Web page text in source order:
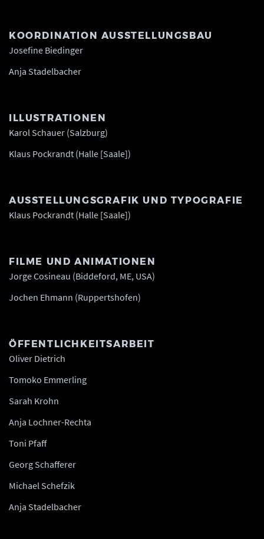
KOORDINATION AUSSTELLUNGSBAU
Josefine Biedinger
Anja Stadelbacher
ILLUSTRATIONEN
Karol Schauer (Salzburg)
Klaus Pockrandt (Halle [Saale])
AUSSTELLUNGSGRAFIK UND TYPOGRAFIE
Klaus Pockrandt (Halle [Saale])
FILME UND ANIMATIONEN
Jorge Cosineau (Biddeford, ME, USA)
Jochen Ehmann (Ruppertshofen)
ÖFFENTLICHKEITSARBEIT
Oliver Dietrich
Tomoko Emmerling
Sarah Krohn
Anja Lochner-Rechta
Toni Pfaff
Georg Schafferer
Michael Schefzik
Anja Stadelbacher